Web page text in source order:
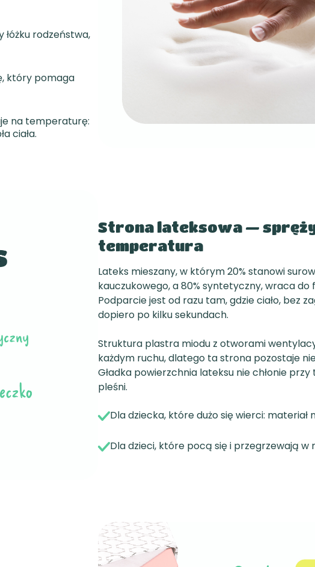
łóżku rodzeństwa,
który pomaga
na temperaturę:
ciała.
Strona lateksowa —
temperatura
Lateks mieszany, w którym 20% stanowi
kauczukowego, a 80% syntetyczny, wraca
Podparcie jest od razu tam, gdzie ciało, bez
dopiero po kilku sekundach.
Struktura plastra miodu z otworami
każdym ruchu, dlatego ta strona pozostaje
Gładka powierzchnia lateksu nie chłonie
pleśni.
Dla dziecka, które dużo się wierci: materiał
Dla dzieci, które pocą się i przegrzewają w